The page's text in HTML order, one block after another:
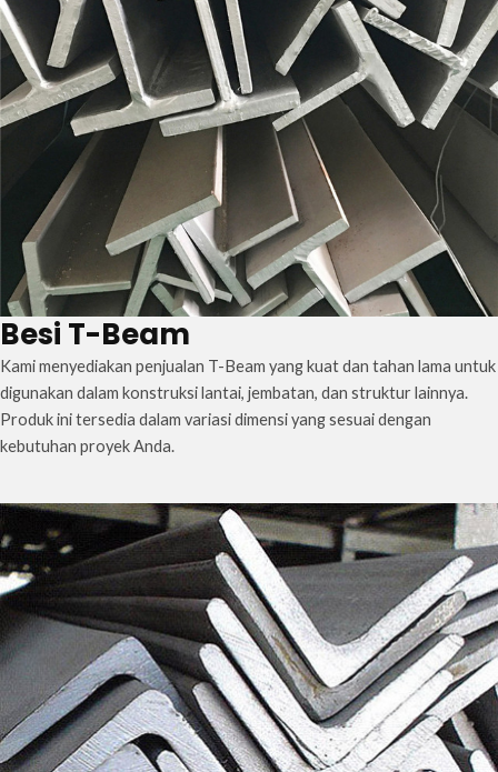
Besi T-Beam
Kami menyediakan penjualan T-Beam yang kuat dan tahan lama untuk
digunakan dalam konstruksi lantai, jembatan, dan struktur lainnya.
Produk ini tersedia dalam variasi dimensi yang sesuai dengan
kebutuhan proyek Anda.